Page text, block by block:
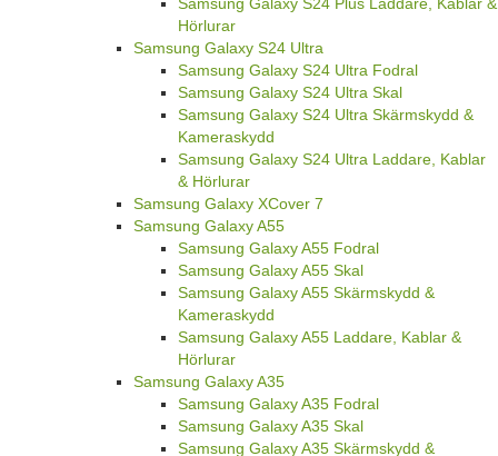
Samsung Galaxy S24 Plus Laddare, Kablar &
Hörlurar
Samsung Galaxy S24 Ultra
Samsung Galaxy S24 Ultra Fodral
Samsung Galaxy S24 Ultra Skal
Samsung Galaxy S24 Ultra Skärmskydd &
Kameraskydd
Samsung Galaxy S24 Ultra Laddare, Kablar
& Hörlurar
Samsung Galaxy XCover 7
Samsung Galaxy A55
Samsung Galaxy A55 Fodral
Samsung Galaxy A55 Skal
Samsung Galaxy A55 Skärmskydd &
Kameraskydd
Samsung Galaxy A55 Laddare, Kablar &
Hörlurar
Samsung Galaxy A35
Samsung Galaxy A35 Fodral
Samsung Galaxy A35 Skal
Samsung Galaxy A35 Skärmskydd &